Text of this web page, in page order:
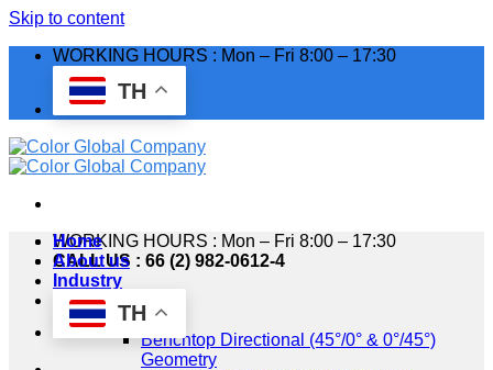
Skip to content
WORKING HOURS : Mon – Fri 8:00 – 17:30
TH
WORKING HOURS : Mon – Fri 8:00 – 17:30
CALL US : 66 (2) 982-0612-4
TH
Home
About us
Industry
Products
HunterLab
Benchtop Directional (45°/0° & 0°/45°)
Geometry